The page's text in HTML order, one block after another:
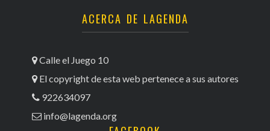
ACERCA DE LAGENDA
Calle el Juego 10
El copyright de esta web pertenece a sus autores
922634097
info@lagenda.org